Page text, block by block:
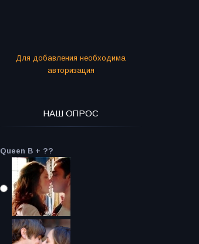
Для добавления необходима
авторизация
НАШ ОПРОС
Queen B + ??